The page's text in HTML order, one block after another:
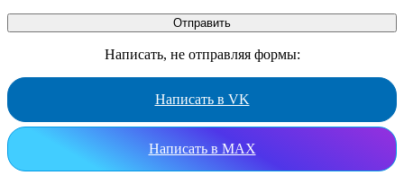
Написать, не отправляя формы:
Написать в VK
Написать в MAX